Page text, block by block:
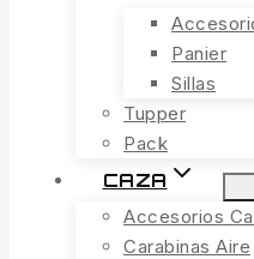
Panier
Sillas
Tupper
Pack
CAZA
Accesorios
Carabinas Aire